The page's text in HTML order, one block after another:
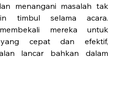
menangani masalah tak
timbul selama acara.
mereka untuk
cepat dan efektif,
lancar bahkan dalam